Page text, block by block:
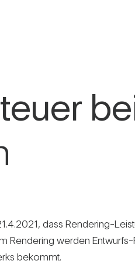
dass Ren­de­ring-
Ren­de­ring werden
bekommt.